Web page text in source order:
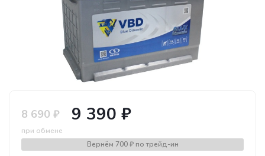
8 690 ₽ 9 390 ₽
при обмене
Вернём 700 ₽ по трейд-ин